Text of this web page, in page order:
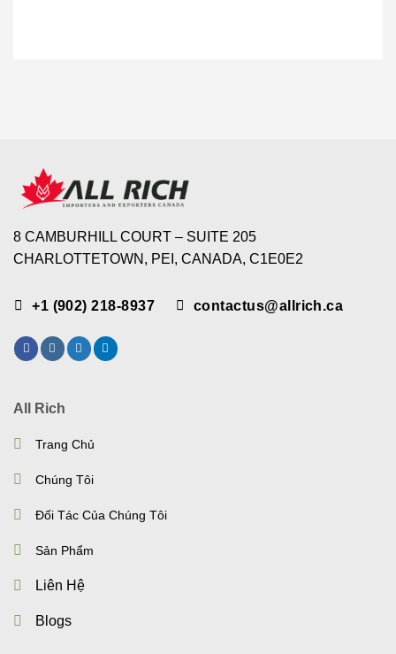
8 CAMBURHILL COURT – SUITE 205
CHARLOTTETOWN, PEI, CANADA, C1E0E2
+1 (902) 218-8937 contactus@allrich.ca
All Rich
Trang Chủ
Chúng Tôi
Đối Tác Của Chúng Tôi
Sản Phẩm
Liên Hệ
Blogs